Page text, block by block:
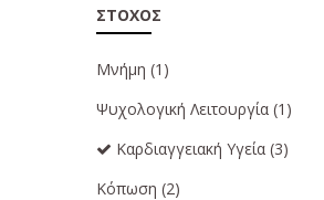
ΣΤΌΧΟΣ
Μνήμη (1)
Ψυχολογική Λειτουργία (1)
Καρδιαγγειακή Υγεία (3)
Κόπωση (2)